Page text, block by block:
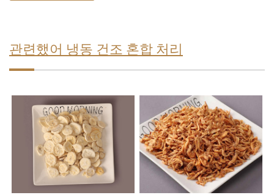
관련했어 냉동 건조 혼합 처리